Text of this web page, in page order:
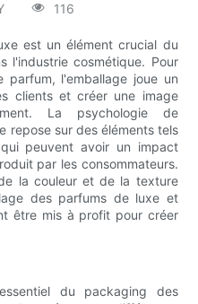
116
est un élément crucial du
l'industrie cosmétique. Pour
l'emballage joue un
clients et créer une image
La psychologie de
repose sur des éléments tels
peuvent avoir un impact
par les consommateurs.
la couleur et de la texture
des parfums de luxe et
être mis à profit pour créer
du packaging des